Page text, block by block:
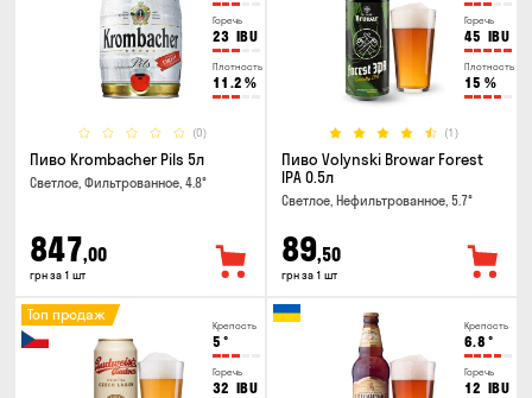
Горечь
23 IBU
Плотность
11.2 %
(0)
Пиво Krombacher Pils 5л
Светлое, Фильтрованное, 4.8°
847,00
грн за 1 шт
Горечь
45 IBU
Плотность
15 %
(1)
Пиво Volynski Browar Forest
IPA 0.5л
Светлое, Нефильтрованное, 5.7°
89,50
грн за 1 шт
Крепость
5 °
Горечь
32 IBU
Топ продаж
Крепость
6.8 °
Горечь
12 IBU